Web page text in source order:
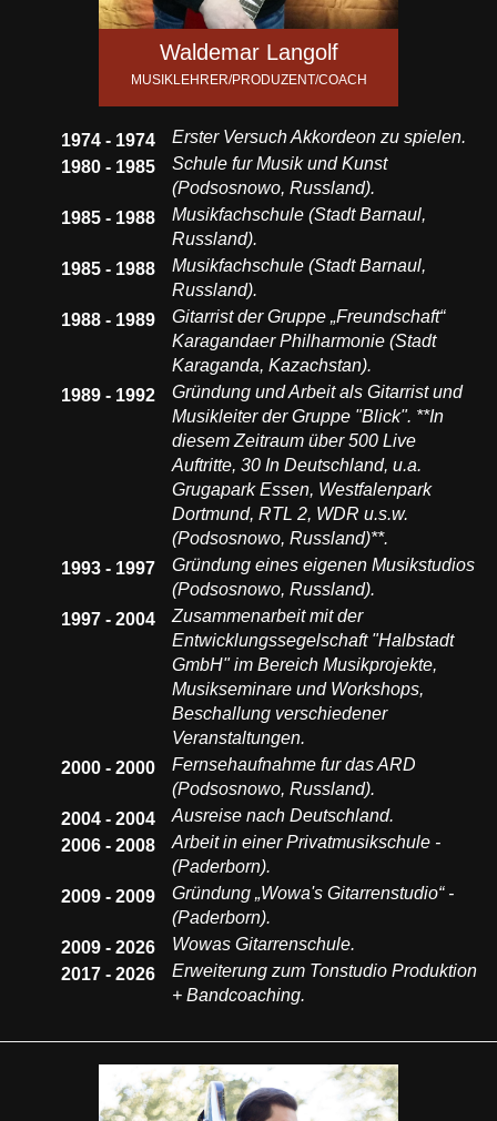
Waldemar Langolf
MUSIKLEHRER/PRODUZENT/COACH
1974 - 1974
Erster Versuch Akkordeon zu spielen.
1980 - 1985
Schule fur Musik und Kunst
(Podsosnowo, Russland).
1985 - 1988
Musikfachschule (Stadt Barnaul,
Russland).
1985 - 1988
Musikfachschule (Stadt Barnaul,
Russland).
1988 - 1989
Gitarrist der Gruppe „Freundschaft“
Karagandaer Philharmonie (Stadt
Karaganda, Kazachstan).
1989 - 1992
Gründung und Arbeit als Gitarrist und
Musikleiter der Gruppe "Blick". **In
diesem Zeitraum über 500 Live
Auftritte, 30 In Deutschland, u.a.
Grugapark Essen, Westfalenpark
Dortmund, RTL 2, WDR u.s.w.
(Podsosnowo, Russland)**.
1993 - 1997
Gründung eines eigenen Musikstudios
(Podsosnowo, Russland).
1997 - 2004
Zusammenarbeit mit der
Entwicklungssegelschaft "Halbstadt
GmbH" im Bereich Musikprojekte,
Musikseminare und Workshops,
Beschallung verschiedener
Veranstaltungen.
2000 - 2000
Fernsehaufnahme fur das ARD
(Podsosnowo, Russland).
2004 - 2004
Ausreise nach Deutschland.
2006 - 2008
Arbeit in einer Privatmusikschule -
(Paderborn).
2009 - 2009
Gründung „Wowa's Gitarrenstudio“ -
(Paderborn).
2009 - 2026
Wowas Gitarrenschule.
2017 - 2026
Erweiterung zum Tonstudio Produktion
+ Bandcoaching.